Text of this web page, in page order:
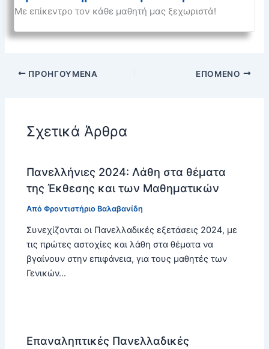
Με επίκεντρο τον κάθε μαθητή μας ξεχωριστά!
ΠΡΟΗΓΟΎΜΕΝΑ ΕΠΌΜΕΝΟ
Σχετικά Άρθρα
Πανελλήνιες 2024: Λάθη στα θέματα
της Έκθεσης και των Μαθηματικών
ΑπόΦροντιστήριο Βαλαβανίδη
Συνεχίζονται οι Πανελλαδικές εξετάσεις 2024, με
τις πρώτες αστοχίες και λάθη στα θέματα να
βγαίνουν στην επιφάνεια, για τους μαθητές των
Γενικών…
Επαναληπτικές Πανελλαδικές